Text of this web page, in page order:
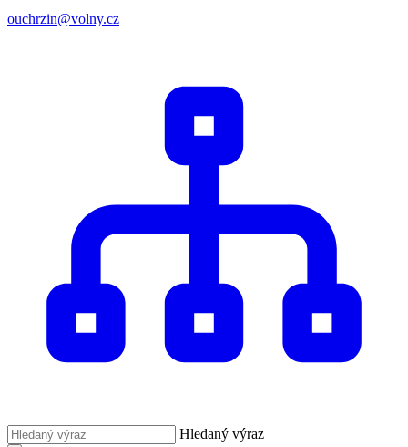
ouchrzin@volny.cz
Hledaný výraz